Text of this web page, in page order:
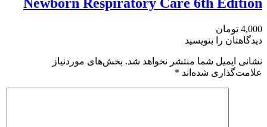
4,000 تومان
دیدگاهتان را بنویسید
نشانی ایمیل شما منتشر نخواهد شد. بخش‌های موردنیاز
علامت‌گذاری شده‌اند *